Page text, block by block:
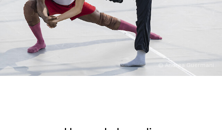
© Andrea Guermani